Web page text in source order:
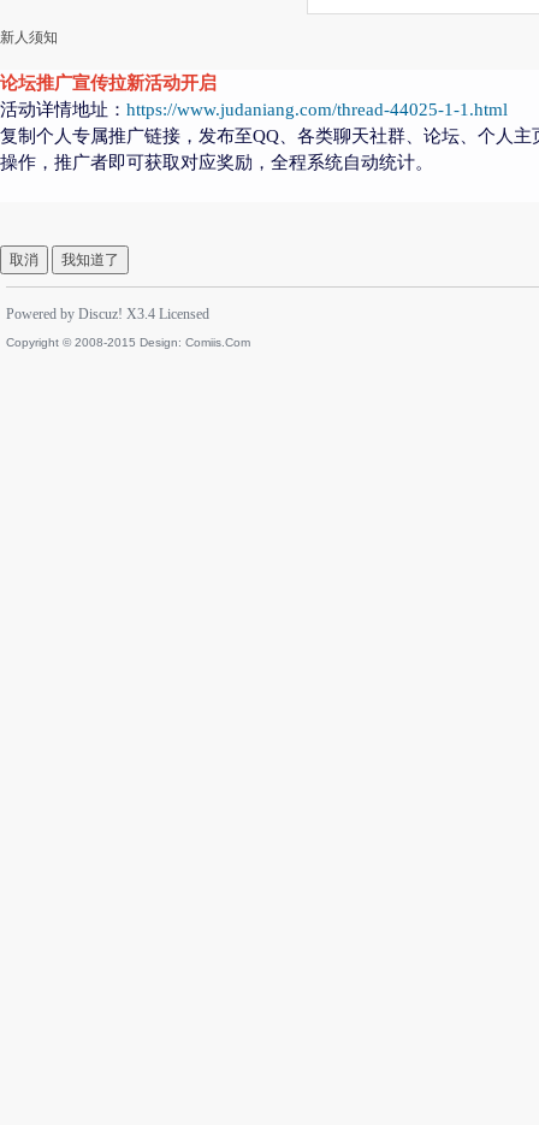
新人须知
论坛推广宣传拉新活动开启
活动详情地址： https://www.judaniang.com/thread-44025-1-1.html
复制个人专属推广链接，发布至QQ、各类聊天社群、论坛、个人
操作，推广者即可获取对应奖励，全程系统自动统计。
取消 我知道了
Powered by Discuz! X3.4 Licensed
Copyright © 2008-2015 Design: Comiis.Com